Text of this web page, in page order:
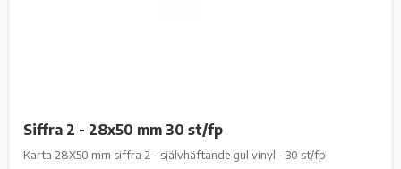
Siffra 2 - 28x50 mm 30 st/fp
Karta 28X50 mm siffra 2 - självhäftande gul vinyl - 30 st/fp